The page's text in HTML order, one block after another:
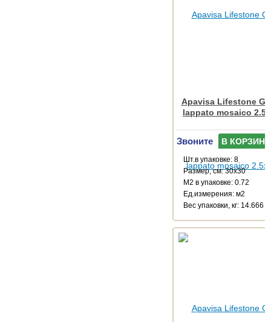
Apavisa Lifestone
lappato mosaico
Звоните В КОРЗИНУ
Шт.в упаковке: 8
Размер, см: 30x30
М2 в упаковке: 0.72
Ед.измерения: м2
Веc упаковки, кг: 14.666